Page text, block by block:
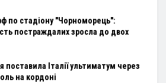
по стадіону "Чорноморець":
постраждалих зросла до двох
поставила Італії ультиматум через
на кордоні